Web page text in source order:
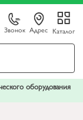
Звонок Адрес Каталог
оборудования